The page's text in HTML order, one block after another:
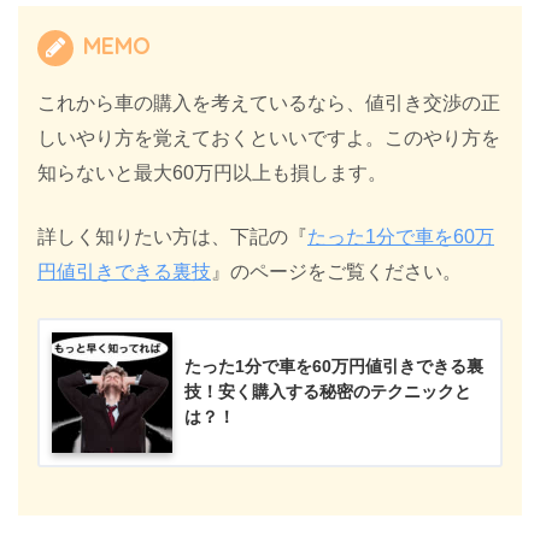
MEMO
これから車の購入を考えているなら、値引き交渉の正
しいやり方を覚えておくといいですよ。このやり方を
知らないと最大60万円以上も損します。
詳しく知りたい方は、下記の『たった1分で車を60万
円値引きできる裏技 』のページをご覧ください。
たった1分で車を60万円値引きできる裏
技！安く購入する秘密のテクニックと
は？！